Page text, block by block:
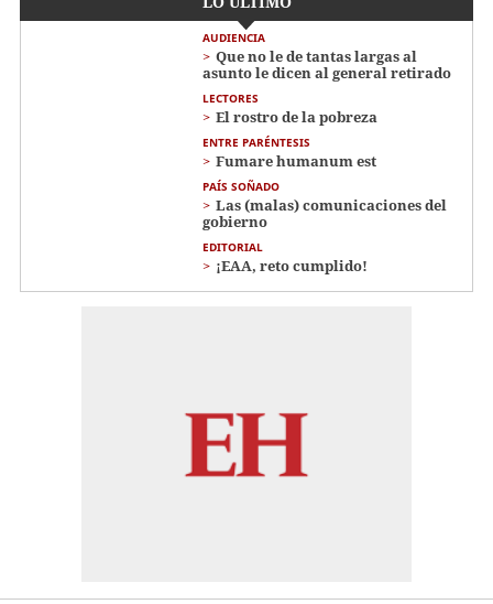
AUDIENCIA
Que no le de tantas largas al
asunto le dicen al general retirado
LECTORES
El rostro de la pobreza
ENTRE PARÉNTESIS
Fumare humanum est
PAÍS SOÑADO
Las (malas) comunicaciones del
gobierno
EDITORIAL
¡EAA, reto cumplido!